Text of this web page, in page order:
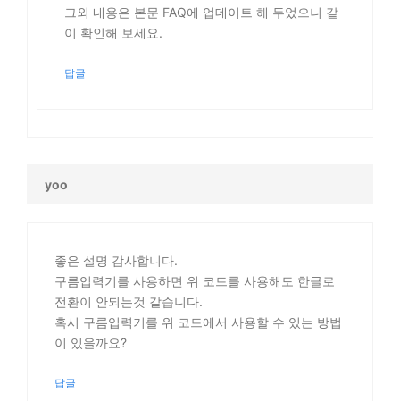
그외 내용은 본문 FAQ에 업데이트 해 두었으니 같
이 확인해 보세요.
답글
yoo
좋은 설명 감사합니다.
구름입력기를 사용하면 위 코드를 사용해도 한글로
전환이 안되는것 같습니다.
혹시 구름입력기를 위 코드에서 사용할 수 있는 방법
이 있을까요?
답글